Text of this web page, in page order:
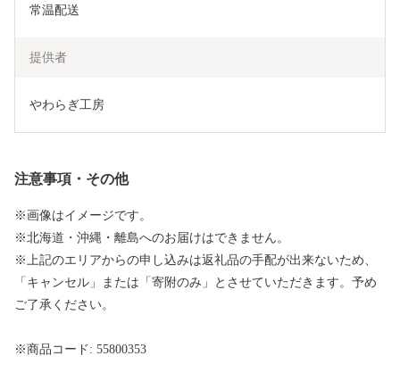
常温配送
提供者
やわらぎ工房
注意事項・その他
※画像はイメージです。
※北海道・沖縄・離島へのお届けはできません。
※上記のエリアからの申し込みは返礼品の手配が出来ないため、
「キャンセル」または「寄附のみ」とさせていただきます。予め
ご了承ください。
※商品コード: 55800353